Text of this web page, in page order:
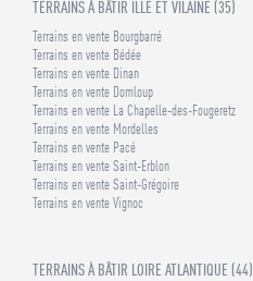
TERRAINS À BÂTIR ILLE ET VILAINE (35)
Terrains en vente Bourgbarré
Terrains en vente Bédée
Terrains en vente Dinan
Terrains en vente Domloup
Terrains en vente La Chapelle-des-Fougeretz
Terrains en vente Mordelles
Terrains en vente Pacé
Terrains en vente Saint-Erblon
Terrains en vente Saint-Grégoire
Terrains en vente Vignoc
TERRAINS À BÂTIR LOIRE ATLANTIQUE (44)